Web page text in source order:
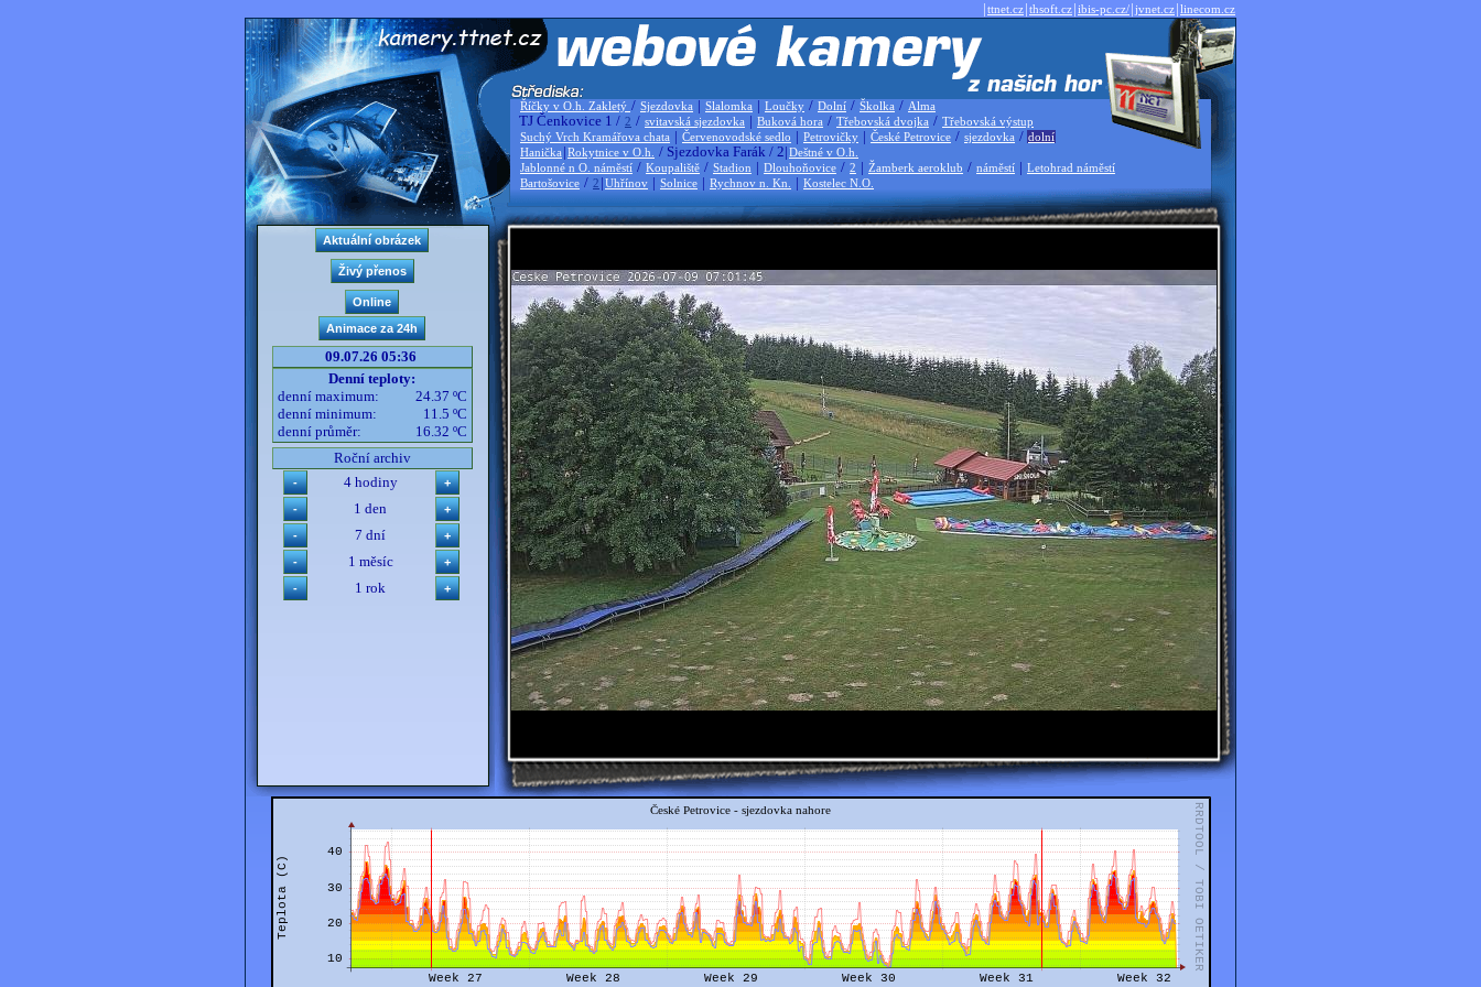
|ttnet.cz|thsoft.cz|ibis-pc.cz/|jvnet.cz|linecom.cz
Říčky v O.h. Zakletý / Sjezdovka | Slalomka | Loučky / Dolní / Školka / Alma
TJ Čenkovice 1 / 2 / svitavská sjezdovka | Buková hora / Třebovská dvojka / Třebovská výstup
Suchý Vrch Kramářova chata | Červenovodské sedlo | Petrovičky | České Petrovice / sjezdovka / dolní
Hanička |Rokytnice v O.h. / Sjezdovka Farák / 2|Deštné v O.h.
Jablonné n O. náměstí / Koupaliště / Stadion | Dlouhoňovice / 2 | Žamberk aeroklub / náměstí | Letohrad náměstí
Bartošovice / 2 |Uhřínov | Solnice | Rychnov n. Kn. | Kostelec N.O.
09.07.26 05:36
Denní teploty:
denní maximum:
24.37 ºC
denní minimum:
11.5 ºC
denní průměr:
16.32 ºC
Roční archiv
4 hodiny
1 den
7 dní
1 měsíc
1 rok